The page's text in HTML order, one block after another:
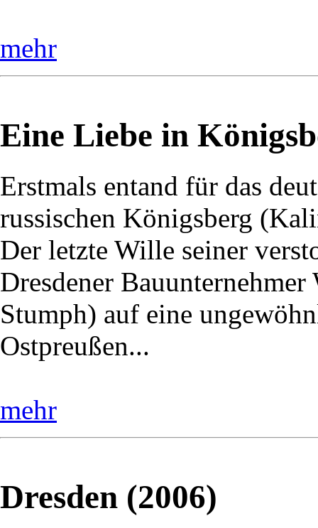
mehr
Eine Liebe in
Erstmals entand für das
russischen Königsberg
Der letzte Wille seiner
Dresdener
Stumph) auf eine
Ostpreußen...
mehr
Dresden (2006)